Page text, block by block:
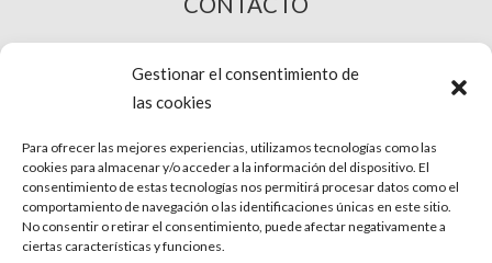
Gestionar el consentimiento de
las cookies
Para ofrecer las mejores experiencias, utilizamos tecnologías como las
cookies para almacenar y/o acceder a la información del dispositivo. El
consentimiento de estas tecnologías nos permitirá procesar datos como el
comportamiento de navegación o las identificaciones únicas en este sitio.
No consentir o retirar el consentimiento, puede afectar negativamente a
ciertas características y funciones.
COMPRA ONLINE